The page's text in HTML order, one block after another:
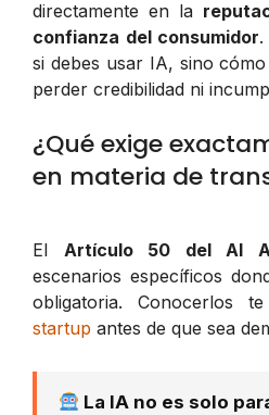
directamente en la
confianza del consumidor
si debes usar IA, sino
perder credibilidad ni
¿Qué exige
en materia de
El Artículo 50 del AI
escenarios específicos
obligatoria. Conocerlos
startup antes de que sea
La IA no es solo